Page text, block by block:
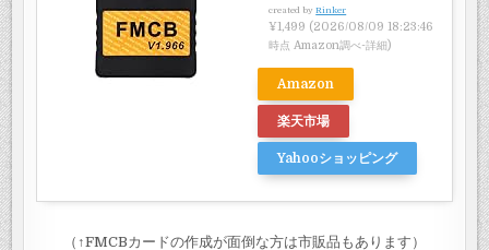
created byRinker
¥1,499 (2026/08/09 18:23:46
時点 Amazon調べ-詳細)
Amazon
楽天市場
Yahooショッピング
（↑FMCBカードの作成が面倒な方は市販品もあります）